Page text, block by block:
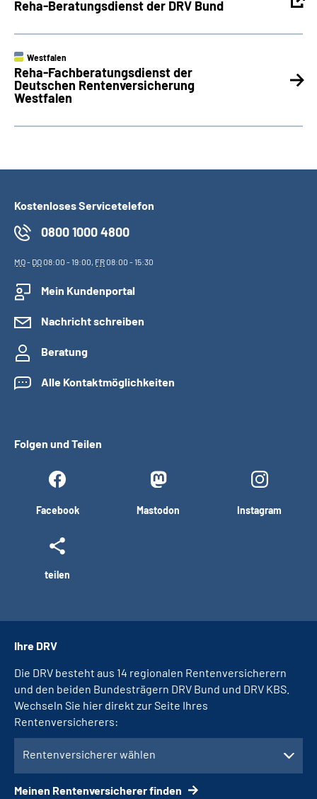
Reha-Beratungsdienst der DRV Bund
Westfalen
Reha-Fachberatungsdienst der
Deutschen Rentenversicherung
Westfalen
Kostenloses Servicetelefon
0800 1000 4800
MO- DO08:00 - 19:00, FR08:00 - 15:30
Mein Kundenportal
Nachricht schreiben
Beratung
Alle Kontaktmöglichkeiten
Folgen und Teilen
Facebook Mastodon Instagram
teilen
Ihre DRV
Die DRV besteht aus 14 regionalen Rentenversicherern
und den beiden Bundesträgern DRV Bund und DRV KBS.
Wechseln Sie hier direkt zur Seite Ihres
Rentenversicherers:
Rentenversicherer wählen
Meinen Rentenversicherer finden